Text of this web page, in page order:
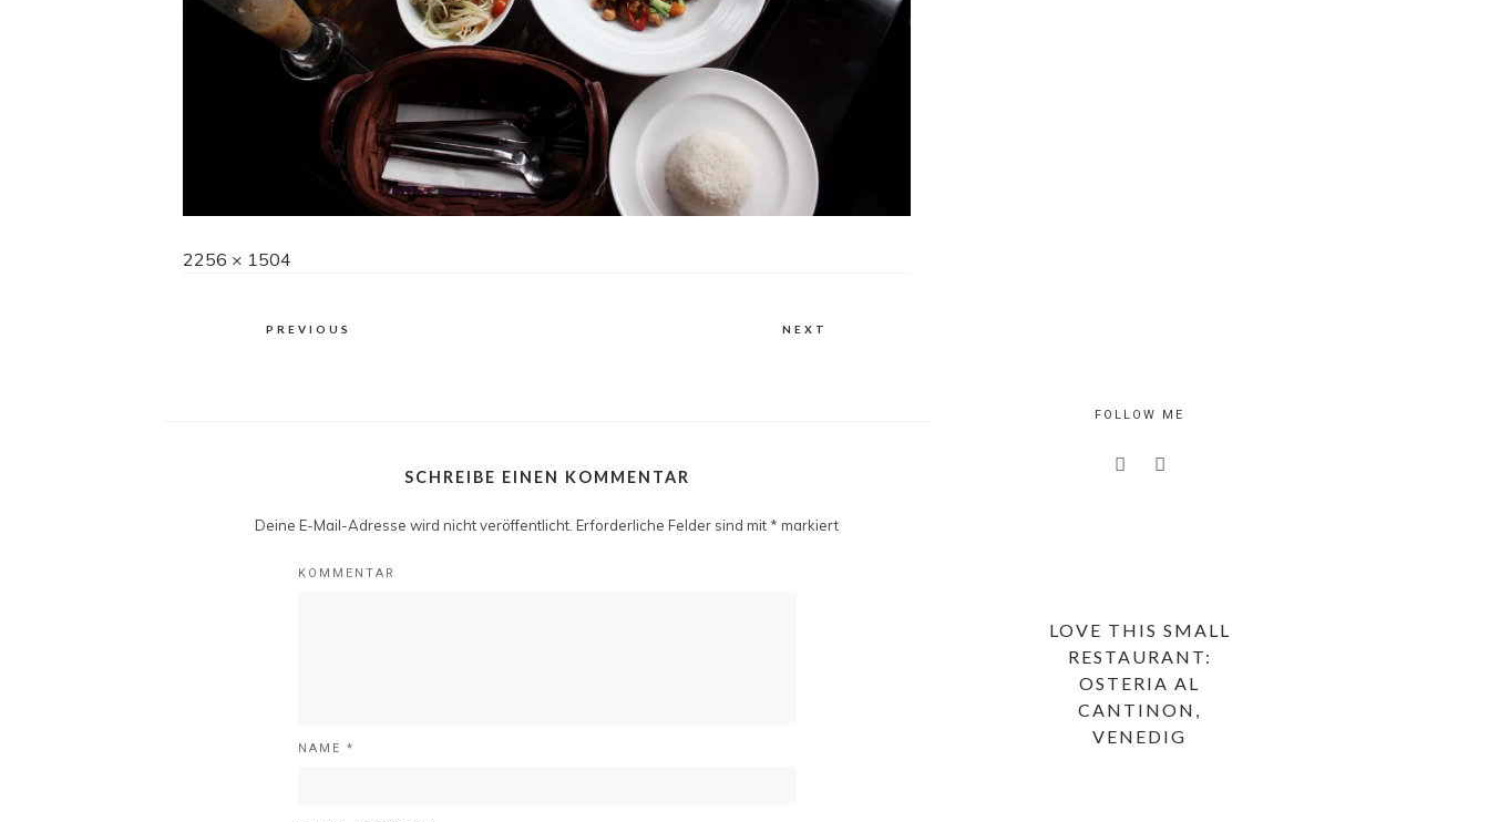
Full
2256 × 1504
PREVIOUS NEXT
SCHREIBE EINEN KOMMENTAR
Deine E-Mail-Adresse wird nicht veröffentlicht. Erforderliche Felder sind mit * markiert
KOMMENTAR
NAME *
FOLLOW ME
LOVE THIS SMALL
RESTAURANT:
OSTERIA AL
CANTINON,
VENEDIG